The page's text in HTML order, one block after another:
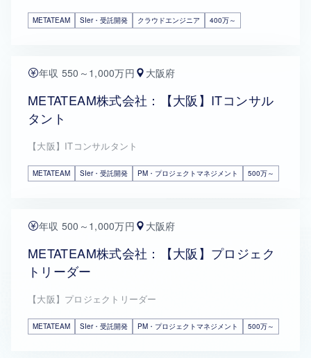
METATEAM SIer・受託開発 クラウドエンジニア 400万～
年収 550～1,000万円 大阪府
METATEAM株式会社：【大阪】ITコンサル
タント
【大阪】ITコンサルタント
METATEAM SIer・受託開発 PM・プロジェクトマネジメント 500万～
年収 500～1,000万円 大阪府
METATEAM株式会社：【大阪】プロジェク
トリーダー
【大阪】プロジェクトリーダー
METATEAM SIer・受託開発 PM・プロジェクトマネジメント 500万～